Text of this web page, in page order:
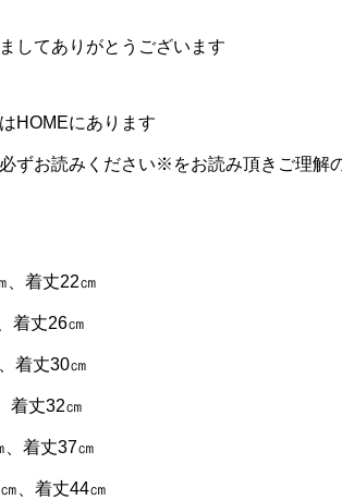
してありがとうございます
HOMEにあります
ずお読みください※をお読み頂きご理解
、着丈22㎝
着丈26㎝
着丈30㎝
着丈32㎝
、着丈37㎝
、着丈44㎝